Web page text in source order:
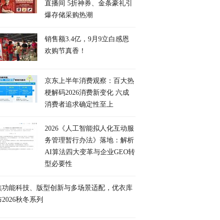
直播间 5折神券、金条豪礼引
爆存储采购热潮
销售额3.4亿，9月9立白感恩
欢购节真香！
京东上半年消费观察：百大热
梗解码2026消费新变化 六成
消费者追求确定性至上
2026《人工智能拟人化互动服
务管理暂行办法》落地：解析
AI算法四大变革与企业GEO转
型必要性
功能科技、版型创新与多场景适配，优衣库
秋冬系列